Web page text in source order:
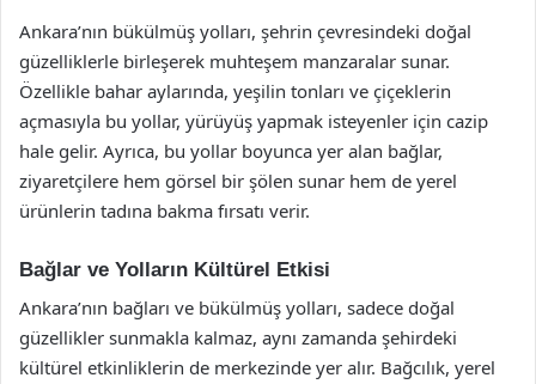
Ankara’nın bükülmüş yolları, şehrin çevresindeki doğal
güzelliklerle birleşerek muhteşem manzaralar sunar.
Özellikle bahar aylarında, yeşilin tonları ve çiçeklerin
açmasıyla bu yollar, yürüyüş yapmak isteyenler için cazip
hale gelir. Ayrıca, bu yollar boyunca yer alan bağlar,
ziyaretçilere hem görsel bir şölen sunar hem de yerel
ürünlerin tadına bakma fırsatı verir.
Bağlar ve Yolların Kültürel Etkisi
Ankara’nın bağları ve bükülmüş yolları, sadece doğal
güzellikler sunmakla kalmaz, aynı zamanda şehirdeki
kültürel etkinliklerin de merkezinde yer alır. Bağcılık, yerel